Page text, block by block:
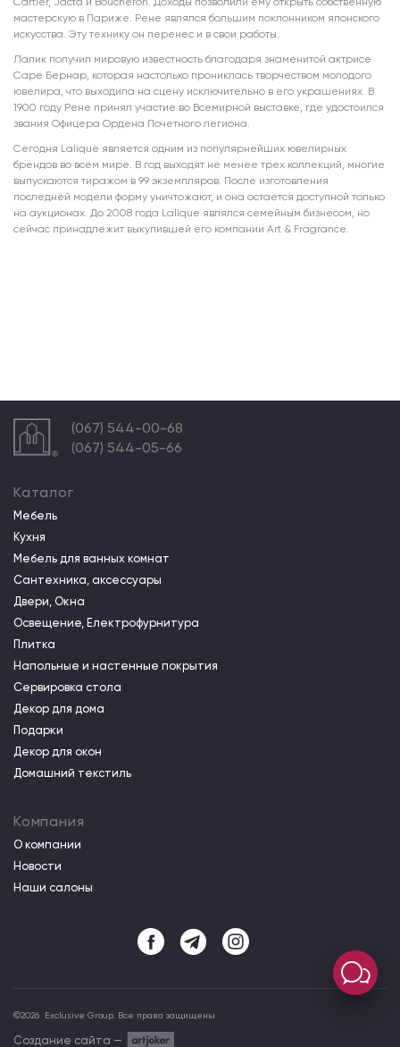
мастерскую в Париже. Рене являлся большим поклонником японского
искусства. Эту технику он перенес и в свои работы.
Лалик получил мировую известность благодаря знаменитой актрисе
Саре Бернар, которая настолько прониклась творчеством молодого
ювелира, что выходила на сцену исключительно в его украшениях. В
1900 году Рене принял участие во Всемирной выставке, где удостоился
звания Офицера Ордена Почетного легиона.
Сегодня Lalique является одним из популярнейших ювелирных
брендов во всем мире. В год выходят не менее трех коллекций, многие
выпускаются тиражом в 99 экземпляров. После изготовления
последней модели форму уничтожают, и она остается доступной только
на аукционах. До 2008 года Lalique являлся семейным бизнесом, но
сейчас принадлежит выкупившей его компании Art & Fragrance.
(067) 544-00-68
(067) 544-05-66
Каталог
Мебель
Кухня
Мебель для ванных комнат
Сантехника, аксессуары
Двери, Окна
Освещение, Електрофурнитура
Плитка
Напольные и настенные покрытия
Сервировка стола
Декор для дома
Подарки
Декор для окон
Домашний текстиль
Компания
О компании
Новости
Наши салоны
©2026 Exclusive Group. Все права защищены
Создание сайта —